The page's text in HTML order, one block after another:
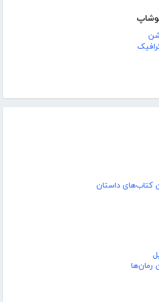
کتاب‌های داستان
رمان‌ها